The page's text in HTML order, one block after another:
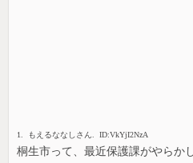
1. もえるななしさん. ID:VkYjI2NzA
桐生市って、最近保護課がやらか